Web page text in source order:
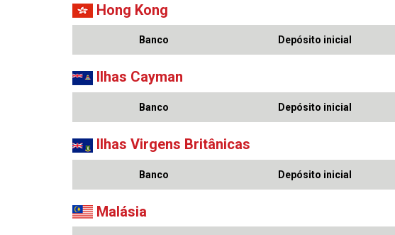
Hong Kong
Banco Depósito inicial
Ilhas Cayman
Banco Depósito inicial
Ilhas Virgens Britânicas
Banco Depósito inicial
Malásia